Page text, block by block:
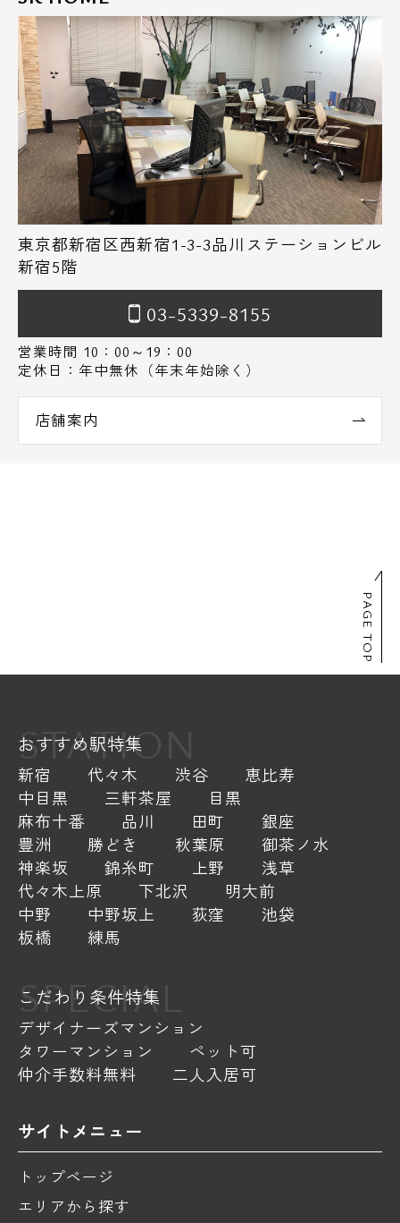
東京都新宿区西新宿1-3-3品川ステーションビル
新宿5階
03-5339-8155
営業時間 10：00～19：00
定休日：年中無休（年末年始除く）
店舗案内
PAGE TOP
STATION
おすすめ駅特集
新宿 代々木 渋谷
恵比寿
中目黒
三軒茶屋
目黒
麻布十番
品川 田町
銀座
豊洲
勝どき 秋葉原
御茶ノ水
神楽坂
錦糸町 上野
浅草
代々木上原
下北沢
明大前
中野
中野坂上 荻窪
池袋
板橋
練馬
SPECIAL
こだわり条件特集
デザイナーズマンション
タワーマンション
ペット可
仲介手数料無料
二人入居可
サイトメニュー
トップページ
エリアから探す